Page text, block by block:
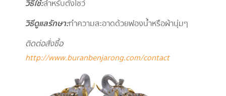
วิธีใช้ :สำหรับตั้งโชว์
วิธีดูแลรักษา :ทำความสะอาดด้วยฟองน้ำหรือผ้านุ่มๆ
ติดต่อสั่งซื้อ
http://www.buranbenjarong.com/contact